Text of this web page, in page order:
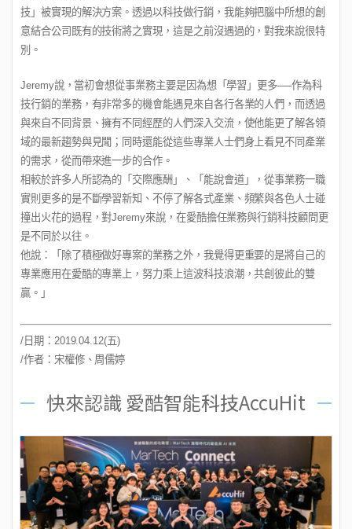
技」被實現的解決方案。透過以科技做行銷，我能夠把腦中所想的創
意結合公司既有的技術將之實現，這是之前沒遇過的，對我來說很特
別。
Jeremy說，當初會想從事業務主要是因為想「學習」更多──作為科
技行銷的業務，有非常多的機會能遇見來自各行各業的人們，而透過
與來自不同背景、擁有不同經歷的人們深入交流，使他能更了解各領
域的最新趨勢與見聞；同時還能從這些專業人士們身上看見不同產業
的需求，從而帶來進一步的合作。
相較於許多人所認為的「交際應酬」、「能說會道」，從事業務一職
實則更多的是不斷學習新知、不停了解各式產業、頻繁與各色人士碰
撞出火花的過程，對Jeremy來說，在愛酷擔任業務與行銷科技顧問更
是不同於以往。
他說：「除了積極做好專案的業務之外，我覺得更重要的是將自己的
專業應用在愛酷的專業上，努力乘上這波科技浪潮，共創彼此的雙
贏。」
/日期： 2019.04.12(五)
/作者：宋權修、周儒婷
快來認識 愛酷智能科技AccuHit